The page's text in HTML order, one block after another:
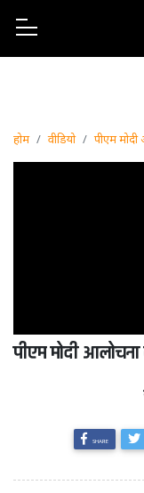
होम वीडियो पीएम
पीएम मोदी
SHARE